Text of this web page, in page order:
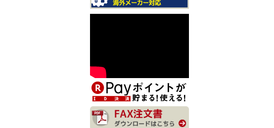
CITIZEN ATTESA AT8384-5
n ES9495-59E LIGHT in BL
ACK Eco-Drive 50th Anniver
sary Edition レディースモデ
ル 入荷しました！